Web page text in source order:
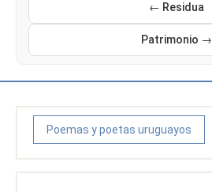
← Residua
Patrimonio →
Poemas y poetas uruguayos